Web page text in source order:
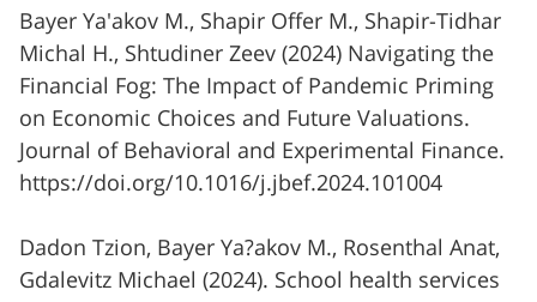
Bayer Ya'akov M., Shapir Offer M., Shapir-Tidhar
Michal H., Shtudiner Zeev (2024) Navigating the
Financial Fog: The Impact of Pandemic Priming
on Economic Choices and Future Valuations.
Journal of Behavioral and Experimental Finance.
https://doi.org/10.1016/j.jbef.2024.101004
Dadon Tzion, Bayer Ya?akov M., Rosenthal Anat,
Gdalevitz Michael (2024). School health services